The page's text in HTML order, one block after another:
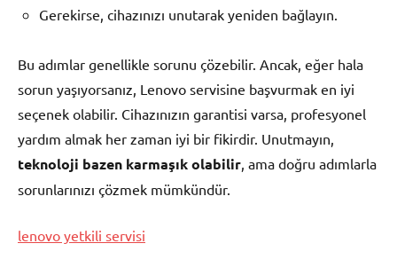
Gerekirse, cihazınızı unutarak yeniden bağlayın.
Bu adımlar genellikle sorunu çözebilir. Ancak, eğer hala
sorun yaşıyorsanız, Lenovo servisine başvurmak en iyi
seçenek olabilir. Cihazınızın garantisi varsa, profesyonel
yardım almak her zaman iyi bir fikirdir. Unutmayın,
teknoloji bazen karmaşık olabilir, ama doğru adımlarla
sorunlarınızı çözmek mümkündür.
lenovo yetkili servisi